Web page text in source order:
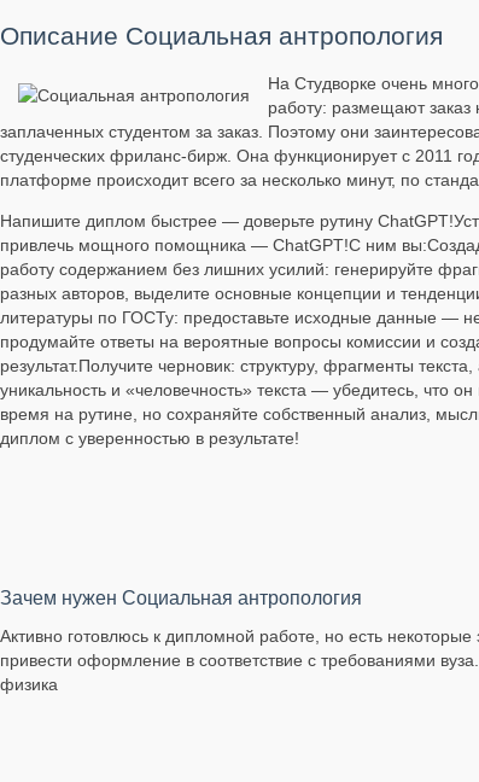
Описание Социальная антропология
На Студворке очень
работу: размещают заказ
заплаченных студентом за заказ. Поэтому они
студенческих фриланс-бирж. Она функционирует с 2011
платформе происходит всего за несколько минут, по
Напишите диплом быстрее — доверьте рутину
привлечь мощного помощника — ChatGPT!С ним
работу содержанием без лишних усилий: генерируйте
разных авторов, выделите основные концепции и
литературы по ГОСТу: предоставьте исходные данные —
продумайте ответы на вероятные вопросы комиссии и
результат.Получите черновик: структуру, фрагменты
уникальность и «человечность» текста — убедитесь, что
время на рутине, но сохраняйте собственный анализ,
диплом с уверенностью в результате!
Зачем нужен Социальная антропология
Активно готовлюсь к дипломной работе, но есть
привести оформление в соответствие с требованиями
физика